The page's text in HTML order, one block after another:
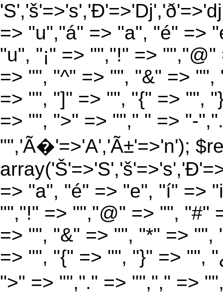
=> "u","á" => "a", "é" =>
"u", "¡" => "","!" =>
=> "", "^" => "", "&" =>
=> "", "]" => "", "{" => "",
=> "", ">" => ""," " => "-
"",'Ã�'=>'A','Ã±'=>'n');
=> "a", "é" => "e", "í" =>
"","!" => "","@" => "", "#"
=> "", "&" => "", "*" =>
=> "", "{" => "", "}" => "",
">" => "","." => "","," =>